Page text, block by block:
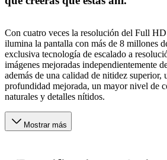
Con cuatro veces la resolución del Full
ilumina la pantalla con más de 8 millones
exclusiva tecnología de escalado a
imágenes mejoradas independientemente
además de una calidad de nitidez superior,
profundidad mejorada, un mayor nivel de
naturales y detalles nítidos.
Mostrar más